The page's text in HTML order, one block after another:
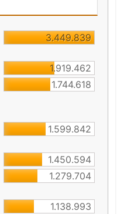
3.449.839
1.919.462
1.744.618
1.599.842
1.450.594
1.279.704
1.138.993